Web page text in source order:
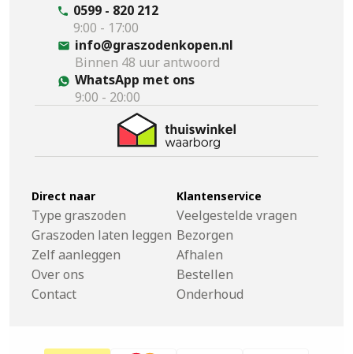
0599 - 820 212
9:00 - 17:00
info@graszodenkopen.nl
Binnen 48 uur antwoord
WhatsApp met ons
9:00 - 20:00
Direct naar
Type graszoden
Graszoden laten leggen
Zelf aanleggen
Over ons
Contact
Klantenservice
Veelgestelde vragen
Bezorgen
Afhalen
Bestellen
Onderhoud